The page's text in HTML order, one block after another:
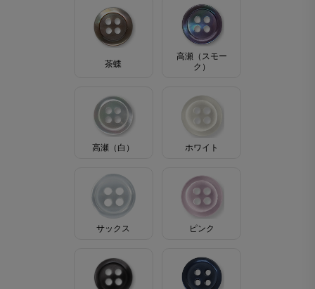
茶蝶
高瀬（スモー
ク）
高瀬（白） ホワイト
サックス ピンク